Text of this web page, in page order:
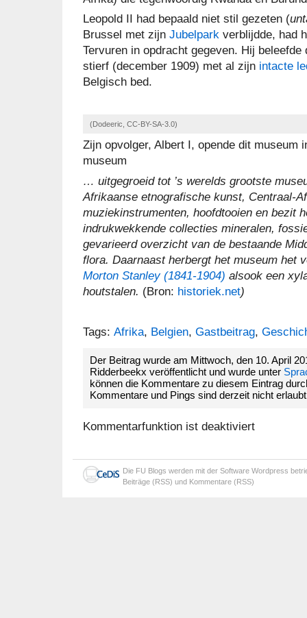
Leopold II had bepaald niet stil gezeten (
Brussel met zijn Jubelpark verblijdde, had
Tervuren in opdracht gegeven. Hij
stierf (december 1909) met al zijn intacte
Belgisch bed.
(Dodeeric, CC-BY-SA-3.0)
Zijn opvolger, Albert I, opende dit museum
museum
… uitgegroeid tot ’s werelds grootste
Afrikaanse etnografische kunst, Centraal-
muziekinstrumenten, hoofdtooien en bezit
indrukwekkende collecties mineralen,
gevarieerd overzicht van de bestaande
flora. Daarnaast herbergt het museum het
Morton Stanley (1841-1904) alsook een
houtstalen. (Bron: historiek.net)
Tags: Afrika, Belgien, Gastbeitrag,
Der Beitrag wurde am Mittwoch, den 10. April
Ridderbeekx veröffentlicht und wurde unter
können die Kommentare zu diesem Eintrag
Kommentare und Pings sind derzeit nicht
Kommentarfunktion ist deaktiviert
Die FU Blogs werden mit der Software Wordpress
Beiträge (RSS) und Kommentare (RSS)